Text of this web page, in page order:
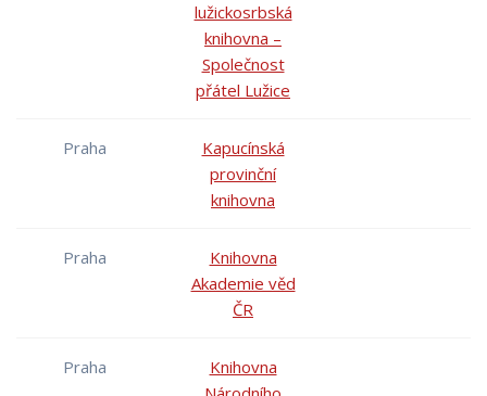
lužickosrbská
knihovna –
Společnost
přátel Lužice
Praha
Kapucínská
provinční
knihovna
Praha
Knihovna
Akademie věd
ČR
Praha
Knihovna